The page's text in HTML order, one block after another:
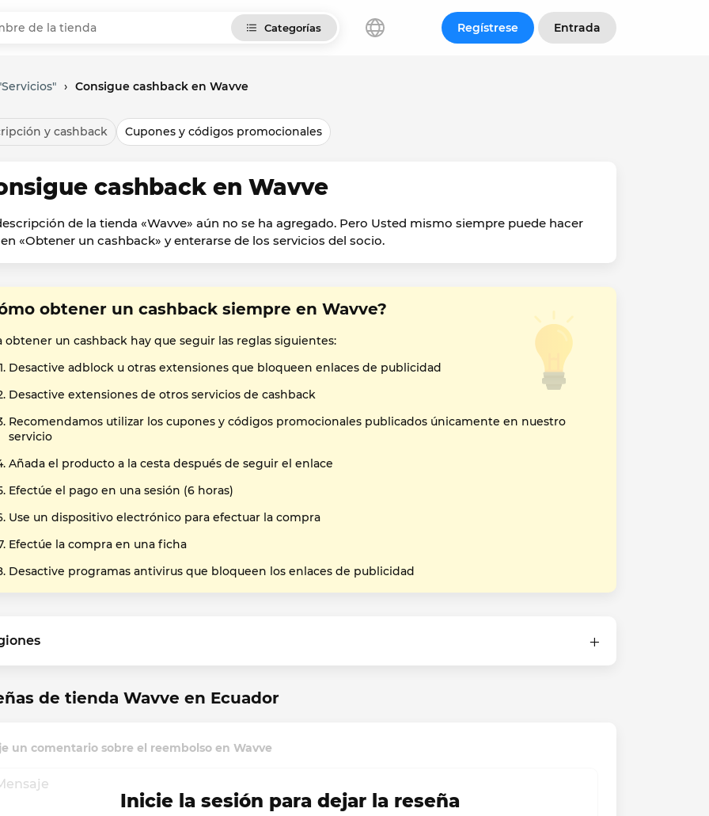
Categorías Regístrese Entrada
› Consigue cashback en Wavve
y cashback Cupones y códigos promocionales
cashback en Wavve
de la tienda «Wavve» aún no se ha agregado. Pero Usted mismo siempre puede hacer
«Obtener un cashback» y enterarse de los servicios del socio.
obtener un cashback siempre en Wavve?
obtener un cashback hay que seguir las reglas siguientes:
Desactive adblock u otras extensiones que bloqueen enlaces de publicidad
Desactive extensiones de otros servicios de cashback
Recomendamos utilizar los cupones y códigos promocionales publicados únicamente en nuestro
servicio
Añada el producto a la cesta después de seguir el enlace
Efectúe el pago en una sesión (6 horas)
Use un dispositivo electrónico para efectuar la compra
Efectúe la compra en una ficha
Desactive programas antivirus que bloqueen los enlaces de publicidad
de tienda Wavve en Ecuador
un comentario sobre el reembolso en Wavve
Inicie la sesión para dejar la reseña